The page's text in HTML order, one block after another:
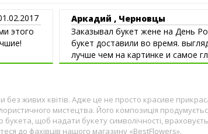
этого
Аркадий , Черновцы
Заказывал букет жене на День
букет доставили во время.
лучше чем на картинке и самое
букет простоял достаточно
без живих квітів. Адже це не просто красиве
мистецтва. Його композиція
букета, щоб надати букету символічності,
до фахівців нашого магазину «BestFlowers».